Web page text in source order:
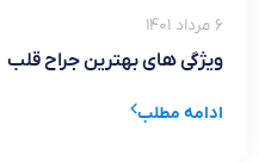
۶ مرداد ۱۴۰۱
ویژگی های بهترین جراح قلب
ادامه مطلب